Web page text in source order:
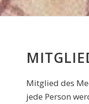
Mitglied des
jede Person